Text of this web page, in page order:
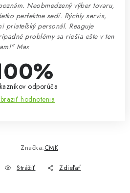
Neobmedzený výber tovaru,
perfektne sedí. Rýchly servis,
priateľský personál. Reaguje
problémy sa riešia ešte v ten
Max
odporúča
hodnotenia
Značka:CMK
Strážiť Zdieľať